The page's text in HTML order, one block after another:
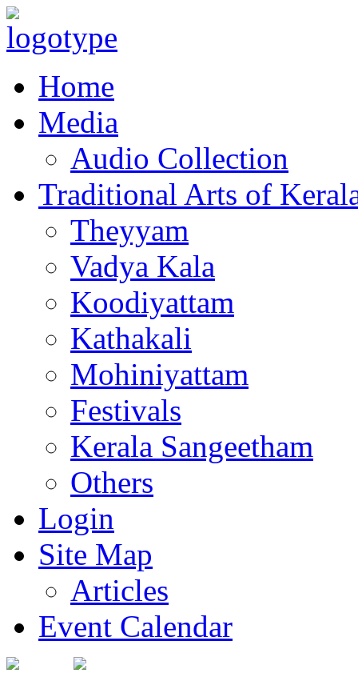
Home
Media
Audio Collection
Traditional Arts of
Theyyam
Vadya Kala
Koodiyattam
Kathakali
Mohiniyattam
Festivals
Kerala Sangeetham
Others
Login
Site Map
Articles
Event Calendar